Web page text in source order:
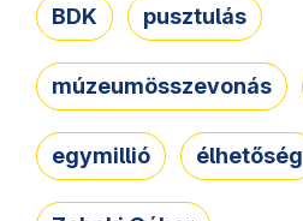
BDK pusztulás
múzeumösszevonás
egymillió élhetőség